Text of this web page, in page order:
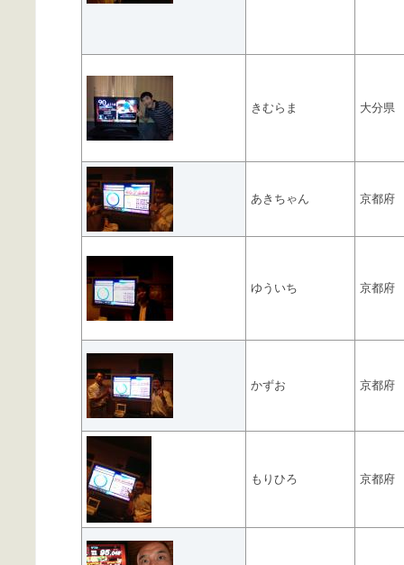
きむらま 大分県
あきちゃん 京都府
ゆういち 京都府
かずお 京都府
もりひろ 京都府